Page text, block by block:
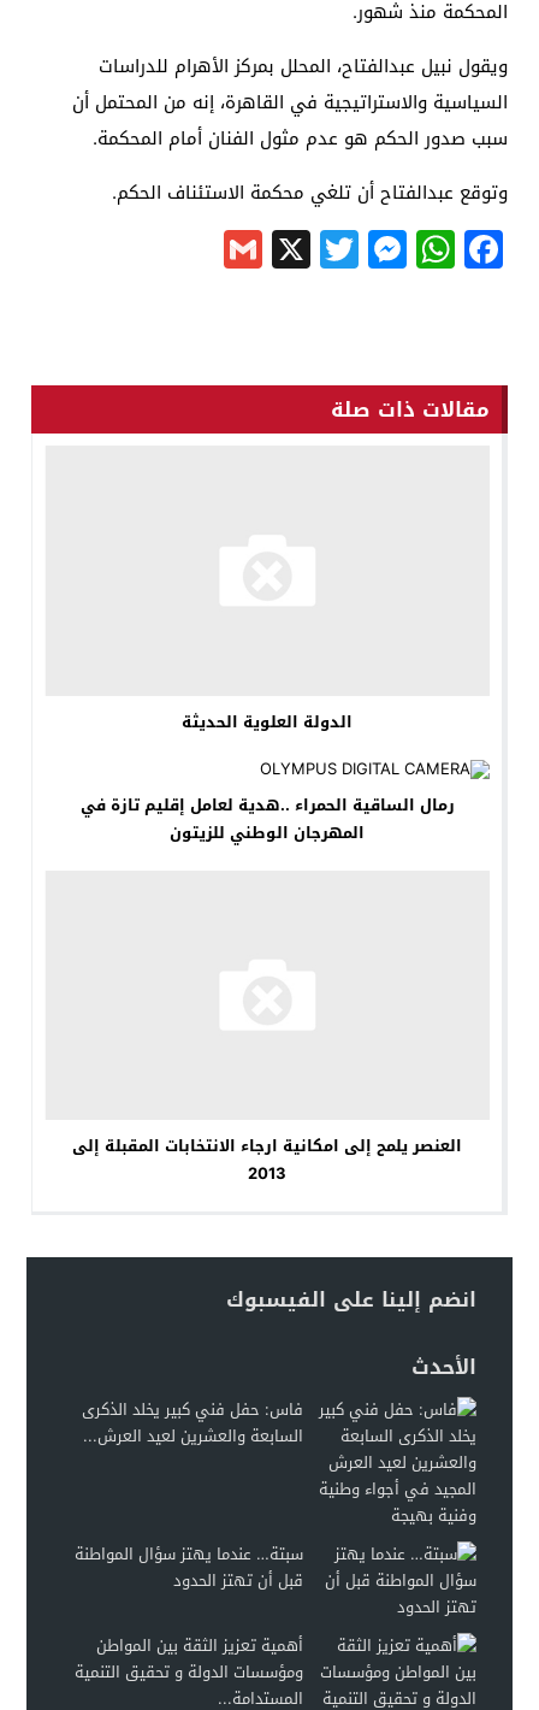
المحكمة منذ شهور.
ويقول نبيل عبدالفتاح، المحلل بمركز الأهرام للدراسات
السياسية والاستراتيجية في القاهرة، إنه من المحتمل أن
سبب صدور الحكم هو عدم مثول الفنان أمام المحكمة.
وتوقع عبدالفتاح أن تلغي محكمة الاستئناف الحكم.
Facebook
WhatsApp
Messenger
Twitter
X
مقالات ذات صلة
الدولة العلوية الحديثة
رمال الساقية الحمراء ..هدية لعامل إقليم تازة في
المهرجان الوطني للزيتون
العنصر يلمح إلى امكانية ارجاء الانتخابات المقبلة إلى
2013
انضم إلينا على الفيسبوك
الأحدث
فاس: حفل فني كبير يخلد الذكرى
السابعة والعشرين لعيد العرش...
سبتة… عندما يهتز سؤال المواطنة
قبل أن تهتز الحدود
أهمية تعزيز الثقة بين المواطن
ومؤسسات الدولة و تحقيق التنمية
المستدامة...